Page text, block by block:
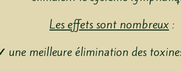
Les effets sont nombreux :
une meilleure élimination des